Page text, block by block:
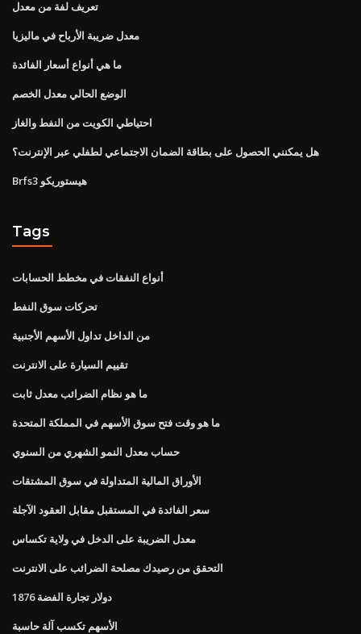
تعريف لفة من معدل
معدل ضريبة الأرباح في ماليزيا
ما هي أنواع أسعار الفائدة
الوضع الحالي معدل الخصم
احتياطي الكويت من النفط والغاز
هل يمكنني الحصول على بطاقة الضمان الاجتماعي لطفلي عبر الإنترنت؟
Brfs3 هيستوريكو
Tags
أنواع النفقات في مخطط الحسابات
تحركات سوق النفط
من الداخل تداول الأسهم الأجنبية
تقييم السيارة على الانترنت
ما هو نظام الضرائب معدل ثابت
ما هو وقت فتح سوق الأسهم في المملكة المتحدة
حساب معدل النمو الشهري من السنوي
الأوراق المالية المتداولة في سوق المشتقات
سعر الفائدة في المستقبل مقابل العقود الآجلة
معدل الضريبة على الدخل في ولاية تكساس
التحقق من رصيدك مصلحة الضرائب على الانترنت
1876 ​​دولار تجارة الفضة
الأسهم تكسب آلة حاسبة